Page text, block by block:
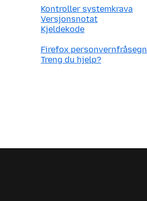
Kontroller systemkrava
Versjonsnotat
Kjeldekode
Firefox personvernfråsegn
Treng du hjelp?